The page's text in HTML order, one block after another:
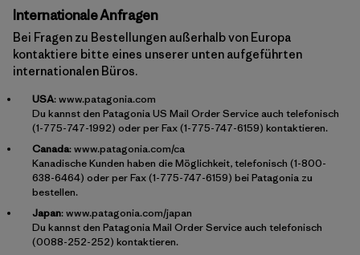
Internationale Anfragen
Bei Fragen zu Bestellungen außerhalb von Europa
kontaktiere bitte eines unserer unten aufgeführten
internationalen Büros.
USA:www.patagonia.com
Du kannst den Patagonia US Mail Order Service auch telefonisch
(1-775-747-1992) oder per Fax (1-775-747-6159) kontaktieren.
Canada:www.patagonia.com/ca
Kanadische Kunden haben die Möglichkeit, telefonisch (1-800-
638-6464) oder per Fax (1-775-747-6159) bei Patagonia zu
bestellen.
Japan:www.patagonia.com/japan
Du kannst den Patagonia Mail Order Service auch telefonisch
(0088-252-252) kontaktieren.